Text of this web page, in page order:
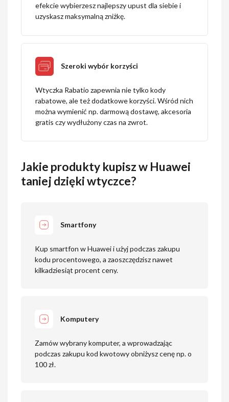
efekcie wybierzesz najlepszy upust dla siebie i
uzyskasz maksymalną zniżkę.
Szeroki wybór korzyści
Wtyczka Rabatio zapewnia nie tylko kody
rabatowe, ale też dodatkowe korzyści. Wśród nich
można wymienić np. darmową dostawę, akcesoria
gratis czy wydłużony czas na zwrot.
Jakie produkty kupisz w Huawei
taniej dzięki wtyczce?
Smartfony
Kup smartfon w Huawei i użyj podczas zakupu
kodu procentowego, a zaoszczędzisz nawet
kilkadziesiąt procent ceny.
Komputery
Zamów wybrany komputer, a wprowadzając
podczas zakupu kod kwotowy obniżysz cenę np. o
100 zł.